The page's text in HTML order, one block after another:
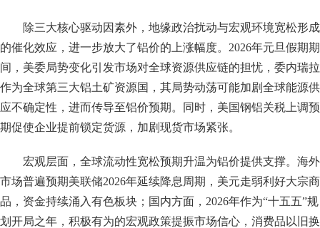
除三大核心驱动因素外，地缘政治扰动与宏观环境宽松形成
的催化效应，进一步放大了铝价的上涨幅度。2026年元旦假期期
间，美委局势变化引发市场对全球资源供应链的担忧，委内瑞拉
作为全球第三大铝土矿资源国，其局势动荡可能加剧全球能源供
应不确定性，进而传导至铝价预期。同时，美国钢铝关税上调预
期促使企业提前锁定货源，加剧现货市场紧张。
宏观层面，全球流动性宽松预期升温为铝价提供支撑。海外
市场普遍预期美联储2026年延续降息周期，美元走弱利好大宗商
品，资金持续涌入有色板块；国内方面，2026年作为“十五五”规
划开局之年，积极有为的宏观政策提振市场信心，消费品以旧换